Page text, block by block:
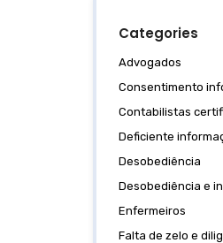
Categories
Advogados
Consentimento
Contabilistas
Deficiente
Desobediência
Desobediência e
Enfermeiros
Falta de zelo e